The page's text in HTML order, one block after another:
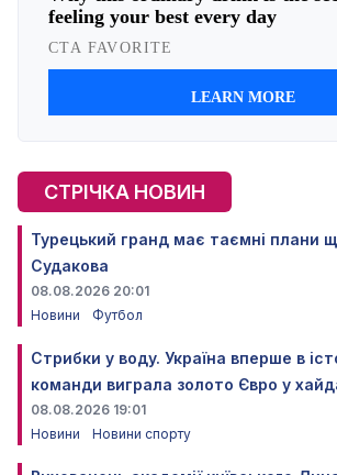
СТРІЧКА НОВИН
Турецький гранд має таємні плани
Судакова
08.08.2026 20:01
Новини
Футбол
Стрибки у воду. Україна вперше в
команди виграла золото Євро у
08.08.2026 19:01
Новини
Новини спорту